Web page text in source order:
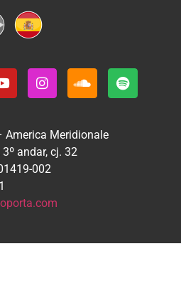
America Meridionale
andar, cj. 32
002